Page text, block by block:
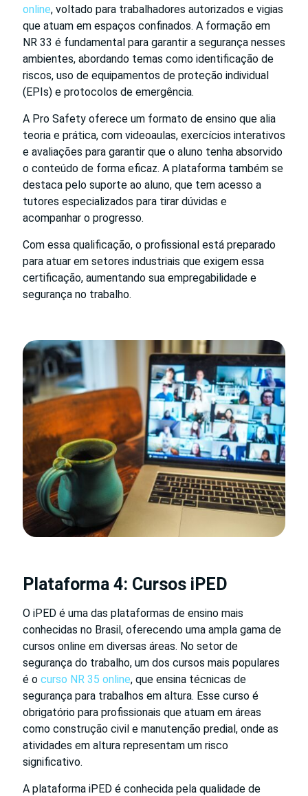
online, voltado para trabalhadores autorizados e vigias
que atuam em espaços confinados. A formação em
NR 33 é fundamental para garantir a segurança nesses
ambientes, abordando temas como identificação de
riscos, uso de equipamentos de proteção individual
(EPIs) e protocolos de emergência.
A Pro Safety oferece um formato de ensino que alia
teoria e prática, com videoaulas, exercícios interativos
e avaliações para garantir que o aluno tenha absorvido
o conteúdo de forma eficaz. A plataforma também se
destaca pelo suporte ao aluno, que tem acesso a
tutores especializados para tirar dúvidas e
acompanhar o progresso.
Com essa qualificação, o profissional está preparado
para atuar em setores industriais que exigem essa
certificação, aumentando sua empregabilidade e
segurança no trabalho.
Plataforma 4: Cursos iPED
O iPED é uma das plataformas de ensino mais
conhecidas no Brasil, oferecendo uma ampla gama de
cursos online em diversas áreas. No setor de
segurança do trabalho, um dos cursos mais populares
é o curso NR 35 online, que ensina técnicas de
segurança para trabalhos em altura. Esse curso é
obrigatório para profissionais que atuam em áreas
como construção civil e manutenção predial, onde as
atividades em altura representam um risco
significativo.
A plataforma iPED é conhecida pela qualidade de